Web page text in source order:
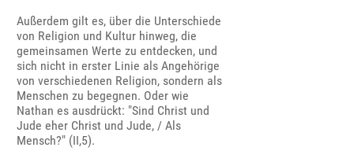
Außerdem gilt es, über die Unterschiede
von Religion und Kultur hinweg, die
gemeinsamen Werte zu entdecken, und
sich nicht in erster Linie als Angehörige
von verschiedenen Religion, sondern als
Menschen zu begegnen. Oder wie
Nathan es ausdrückt: "Sind Christ und
Jude eher Christ und Jude, / Als
Mensch?" (II,5).